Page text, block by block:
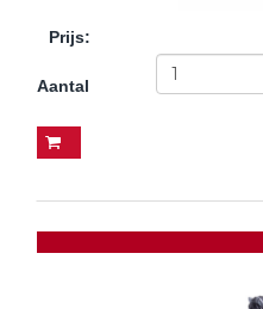
Prijs:
Aantal